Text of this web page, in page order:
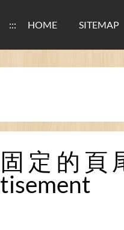
::: HOME SITEMAP
定的頁